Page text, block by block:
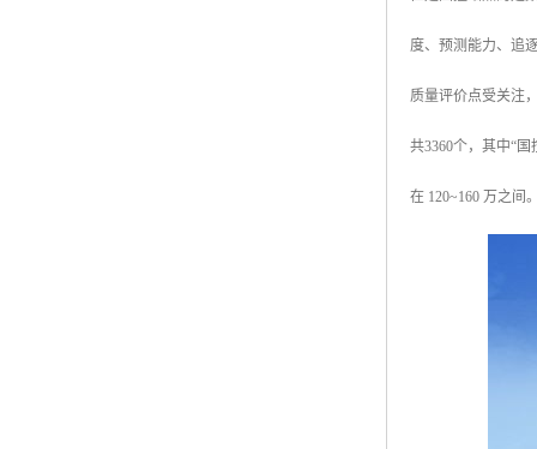
度、预测能力、追
质量评价点受关注
共3360个，其中“
在 120~160 万之间